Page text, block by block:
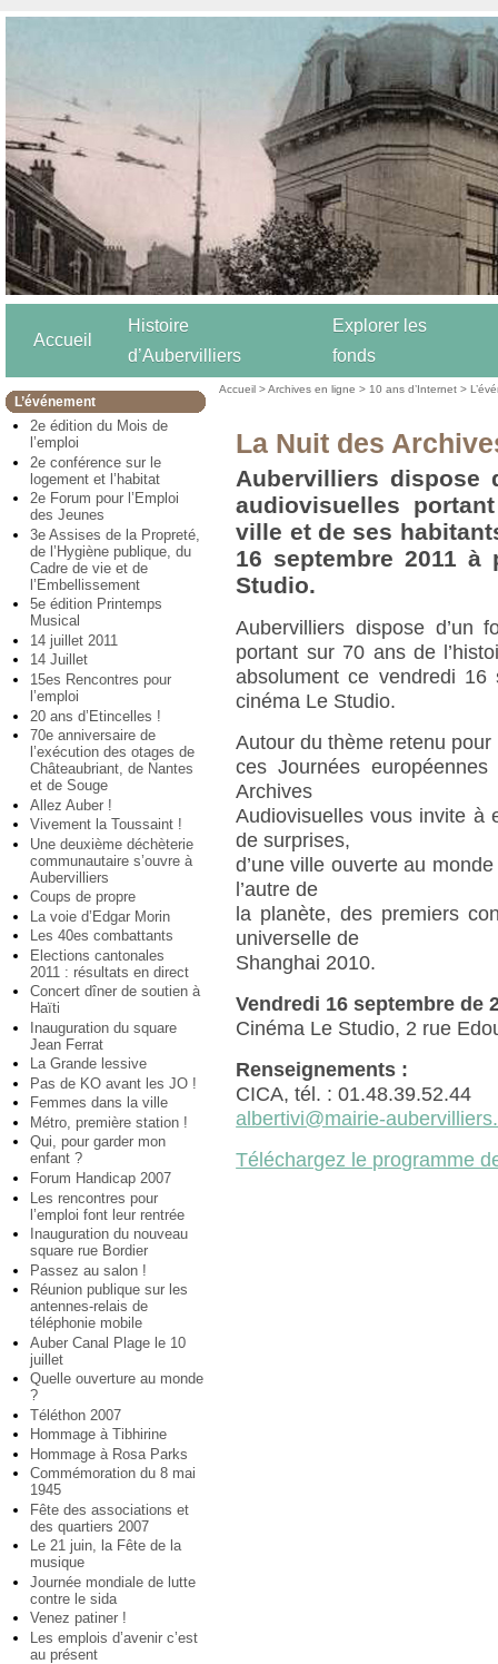
Accueil
Histoire
d’Aubervilliers
Explorer les
fonds
L’événement
2e édition du Mois de
l’emploi
2e conférence sur le
logement et l’habitat
2e Forum pour l’Emploi
des Jeunes
3e Assises de la Propreté,
de l’Hygiène publique, du
Cadre de vie et de
l’Embellissement
5e édition Printemps
Musical
14 juillet 2011
14 Juillet
15es Rencontres pour
l’emploi
20 ans d’Etincelles !
70e anniversaire de
l’exécution des otages de
Châteaubriant, de Nantes
et de Souge
Allez Auber !
Vivement la Toussaint !
Une deuxième déchèterie
communautaire s’ouvre à
Aubervilliers
Coups de propre
La voie d’Edgar Morin
Les 40es combattants
Elections cantonales
2011 : résultats en direct
Concert dîner de soutien à
Haïti
Inauguration du square
Jean Ferrat
La Grande lessive
Pas de KO avant les JO !
Femmes dans la ville
Métro, première station !
Qui, pour garder mon
enfant ?
Forum Handicap 2007
Les rencontres pour
l’emploi font leur rentrée
Inauguration du nouveau
square rue Bordier
Passez au salon !
Réunion publique sur les
antennes-relais de
téléphonie mobile
Auber Canal Plage le 10
juillet
Quelle ouverture au monde
?
Téléthon 2007
Hommage à Tibhirine
Hommage à Rosa Parks
Commémoration du 8 mai
1945
Fête des associations et
des quartiers 2007
Le 21 juin, la Fête de la
musique
Journée mondiale de lutte
contre le sida
Venez patiner !
Les emplois d’avenir c’est
au présent
Accueil >Archives en ligne > 10 ans d’Internet >
La Nuit des
Aubervilliers dispose
audiovisuelles
ville et de ses
16 septembre 2011
Studio.
Aubervilliers dispose d’un
portant sur 70 ans de
absolument ce vendredi
cinéma Le Studio.
Autour du thème retenu pour
ces Journées
Archives
Audiovisuelles vous invite à
de surprises,
d’une ville ouverte au
l’autre de
la planète, des premiers
universelle de
Shanghai 2010.
Vendredi 16 septembre de
Cinéma Le Studio, 2 rue
Renseignements :
CICA, tél. : 01.48.39.52.44
albertivi@mairie-
Téléchargez le programme